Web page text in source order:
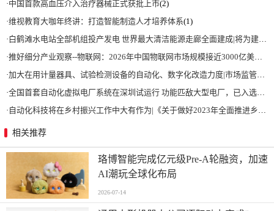
·中国首款高血压介入治疗器械正式获批上市(2)
·维视教育大咖年终讲：打造智能制造人才培养体系(1)
·白鹤滩水电站全部机组投产发电 世界最大清洁能源走廊全面建成|将为建设新型能源体系、保障国家能源安全、实现“双碳”目标提供有力支撑
·推好细分产业观察--物联网：2026年中国物联网市场规模接近3000亿美元 智慧工厂、智慧城市、智慧电网等将占60%以上
·加大在用计量器具、试验检测设备的自动化、数字化改造力度|市场监管总局 工业和信息化部 关于促进企业计量能力提升的指导意见
·全国首套自动化虚拟电厂系统在深圳试运行 功能匹敌大型电厂，已入选国际典型案例
· 自动化科技将在乡村振兴工作中大有作为|《关于做好2023年全面推进乡村振兴重点工作的意见》发布
相关推荐
珞博智能完成亿元级Pre-A轮融资，加速
AI潮玩全球化布局
2026-07-14